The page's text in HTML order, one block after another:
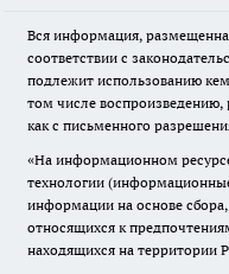
Вся информация,
соответствии с
подлежит использованию
том числе воспроизведению,
как с письменного
«На информационном
технологии
информации на основе
относящихся к
находящихся на территории